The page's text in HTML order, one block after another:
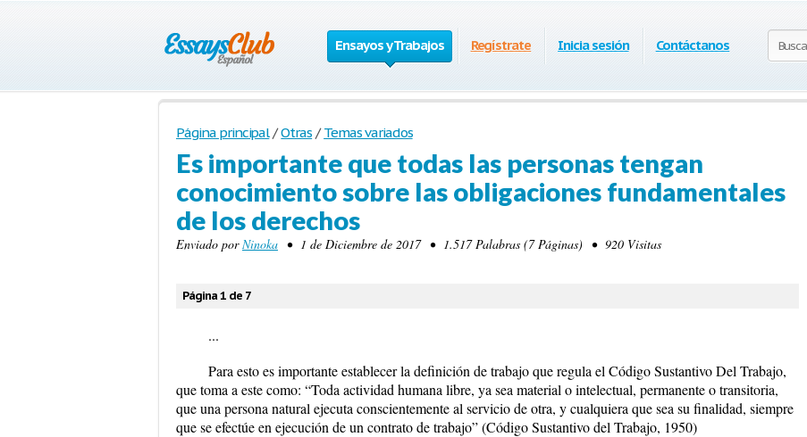
Ensayos y Trabajos Regístrate Inicia sesión Contáctanos
Página principal / Otras / Temas variados
Es importante que todas las personas tengan
conocimiento sobre las obligaciones fundamentales
de los derechos
Enviado porNinoka • 1 de Diciembre de 2017 • 1.517 Palabras (7 Páginas) • 920 Visitas
Página 1 de 7
...
Para esto es importante establecer la definición de trabajo que regula el Código Sustantivo Del Trabajo,
que toma a este como: “Toda actividad humana libre, ya sea material o intelectual, permanente o transitoria,
que una persona natural ejecuta conscientemente al servicio de otra, y cualquiera que sea su finalidad, siempre
que se efectúe en ejecución de un contrato de trabajo” (Código Sustantivo del Trabajo, 1950)